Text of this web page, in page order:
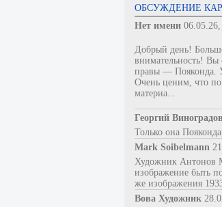
ОБСУЖДЕНИЕ
Нет имени
Добрый день!
внимательность! Вы
правы — Пояконда.
Очень ценим, что
материа...
Георгий Виноградов
Только она
Mark Soibelmann
Художник Антонов
изображение быть
же изображения
Вова Художник